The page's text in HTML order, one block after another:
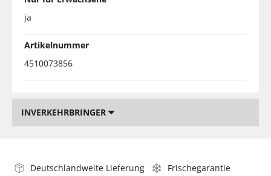
ja
Artikelnummer
4510073856
INVERKEHRBRINGER
Deutschlandweite Lieferung
Frischegarantie